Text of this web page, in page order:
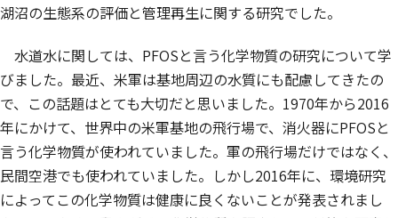
湖沼の生態系の評価と管理再生に関する研究でした。
水道水に関しては、PFOSと言う化学物質の研究について学
びました。最近、米軍は基地周辺の水質にも配慮してきたの
で、この話題はとても大切だと思いました。1970年から2016
年にかけて、世界中の米軍基地の飛行場で、消火器にPFOSと
言う化学物質が使われていました。軍の飛行場だけではなく、
民間空港でも使われていました。しかし2016年に、環境研究
によってこの化学物質は健康に良くないことが発表されまし